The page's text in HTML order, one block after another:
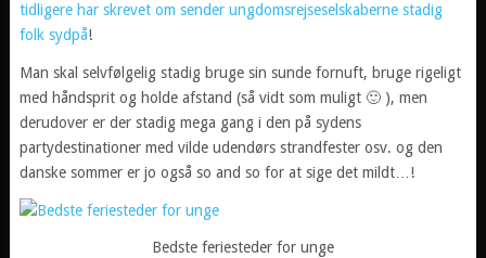
tidligere har skrevet om sender ungdomsrejseselskaberne stadig
folk sydpå!
Man skal selvfølgelig stadig bruge sin sunde fornuft, bruge rigeligt
med håndsprit og holde afstand (så vidt som muligt 🙂 ), men
derudover er der stadig mega gang i den på sydens
partydestinationer med vilde udendørs strandfester osv. og den
danske sommer er jo også so and so for at sige det mildt…!
Bedste feriesteder for unge